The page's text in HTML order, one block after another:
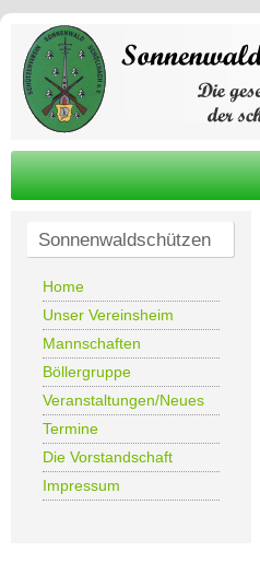
Sonnenwaldschützen
Home
Unser Vereinsheim
Mannschaften
Böllergruppe
Veranstaltungen/Neues
Termine
Die Vorstandschaft
Impressum